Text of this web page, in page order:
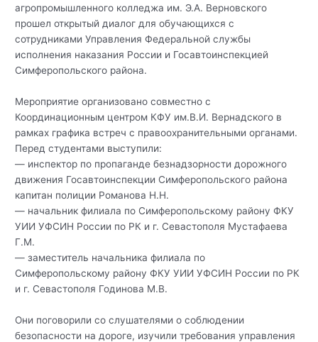
агропромышленного колледжа им. Э.А. Верновского
прошел открытый диалог для обучающихся с
сотрудниками Управления Федеральной службы
исполнения наказания России и Госавтоинспекцией
Симферопольского района.
Мероприятие организовано совместно с
Координационным центром КФУ им.В.И. Вернадского в
рамках графика встреч с правоохранительными органами.
Перед студентами выступили:
— инспектор по пропаганде безнадзорности дорожного
движения Госавтоинспекции Симферопольского района
капитан полиции Романова Н.Н.
— начальник филиала по Симферопольскому району ФКУ
УИИ УФСИН России по РК и г. Севастополя Мустафаева
Г.М.
— заместитель начальника филиала по
Симферопольскому району ФКУ УИИ УФСИН России по РК
и г. Севастополя Годинова М.В.
Они поговорили со слушателями о соблюдении
безопасности на дороге, изучили требования управления